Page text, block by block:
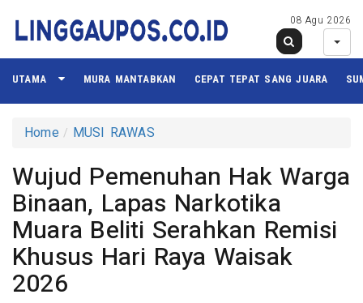
08 Agu 2026
UTAMA MURA MANTABKAN CEPAT TEPAT SANG JUARA
Home MUSI RAWAS
Wujud Pemenuhan Hak Warga
Binaan, Lapas Narkotika
Muara Beliti Serahkan Remisi
Khusus Hari Raya Waisak
2026